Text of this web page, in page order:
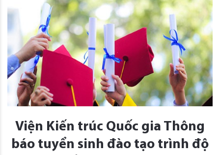
Viện Kiến trúc Quốc gia Thông
báo tuyển sinh đào tạo trình độ